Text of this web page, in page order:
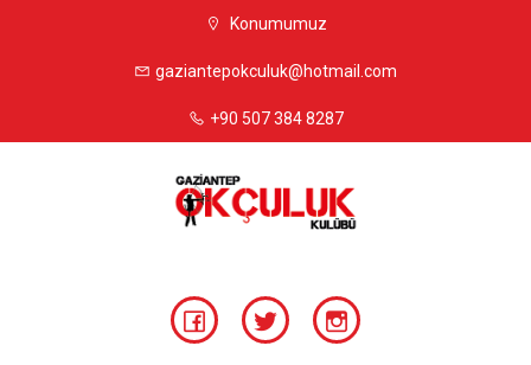
Konumumuz
gaziantepokculuk@hotmail.com
+90 507 384 8287